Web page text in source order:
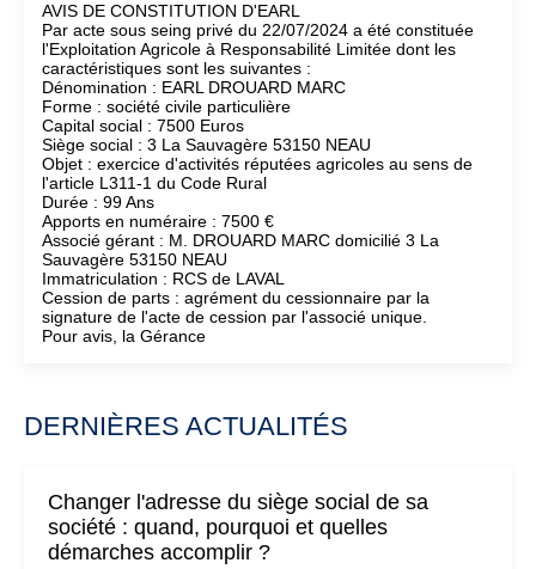
AVIS DE CONSTITUTION D'EARL
Par acte sous seing privé du 22/07/2024 a été constituée
l'Exploitation Agricole à Responsabilité Limitée dont les
caractéristiques sont les suivantes :
Dénomination : EARL DROUARD MARC
Forme : société civile particulière
Capital social : 7500 Euros
Siège social : 3 La Sauvagère 53150 NEAU
Objet : exercice d'activités réputées agricoles au sens de
l'article L311-1 du Code Rural
Durée : 99 Ans
Apports en numéraire : 7500 €
Associé gérant : M. DROUARD MARC domicilié 3 La
Sauvagère 53150 NEAU
Immatriculation : RCS de LAVAL
Cession de parts : agrément du cessionnaire par la
signature de l'acte de cession par l'associé unique.
Pour avis, la Gérance
DERNIÈRES ACTUALITÉS
Changer l'adresse du siège social de sa
société : quand, pourquoi et quelles
démarches accomplir ?